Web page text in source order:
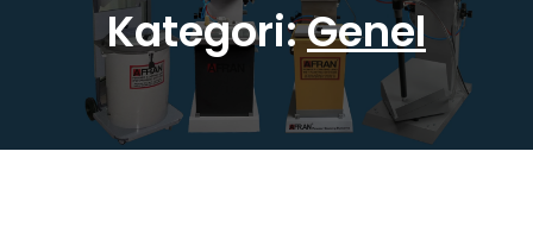
Kategori:Genel